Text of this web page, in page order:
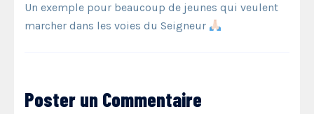
Un exemple pour beaucoup de jeunes qui veulent
marcher dans les voies du Seigneur
Poster un Commentaire